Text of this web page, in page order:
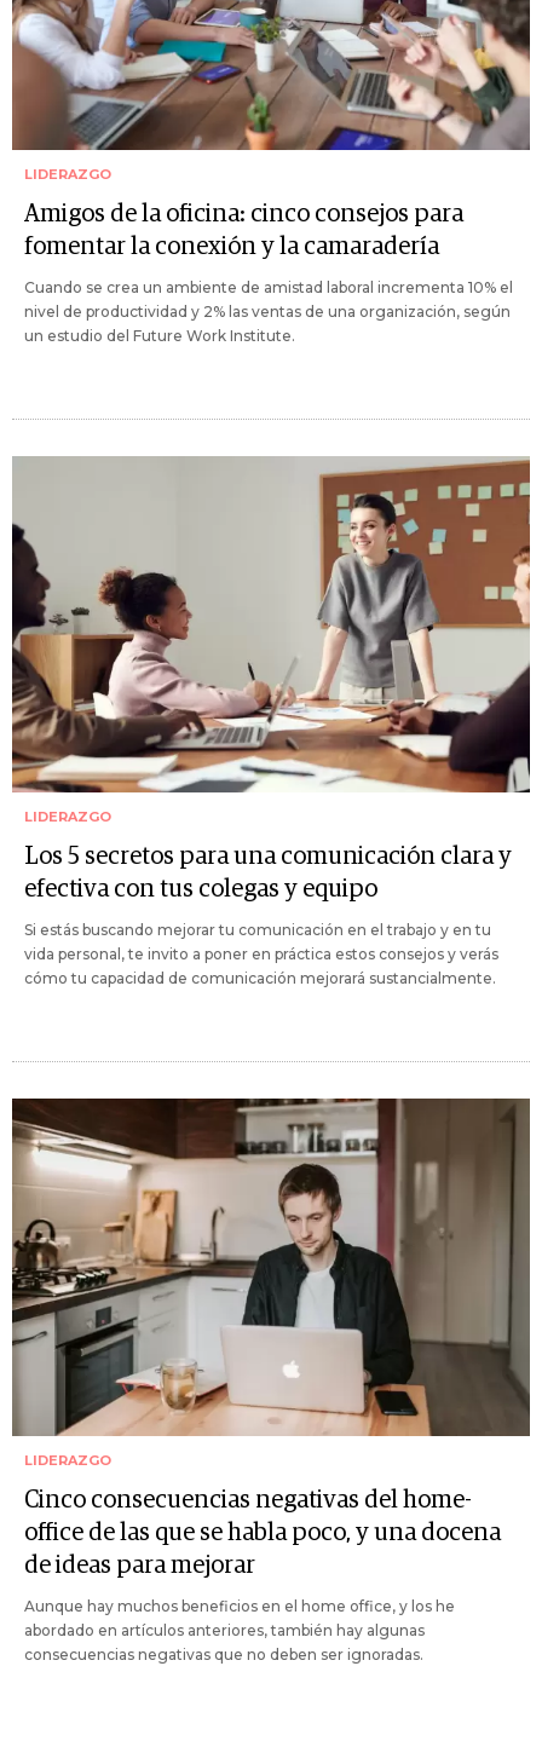
LIDERAZGO
Amigos de la oficina: cinco consejos para
fomentar la conexión y la camaradería
Cuando se crea un ambiente de amistad laboral incrementa 10% el
nivel de productividad y 2% las ventas de una organización, según
un estudio del Future Work Institute.
LIDERAZGO
Los 5 secretos para una comunicación clara y
efectiva con tus colegas y equipo
Si estás buscando mejorar tu comunicación en el trabajo y en tu
vida personal, te invito a poner en práctica estos consejos y verás
cómo tu capacidad de comunicación mejorará sustancialmente.
LIDERAZGO
Cinco consecuencias negativas del home-
office de las que se habla poco, y una docena
de ideas para mejorar
Aunque hay muchos beneficios en el home office, y los he
abordado en artículos anteriores, también hay algunas
consecuencias negativas que no deben ser ignoradas.